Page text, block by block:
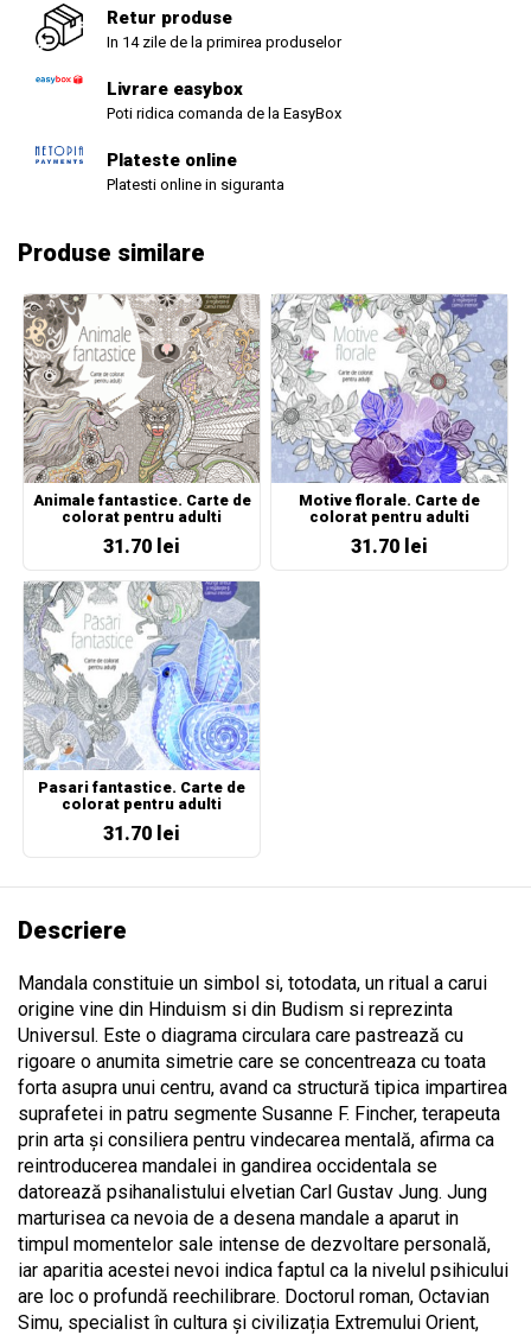
Retur produse
In 14 zile de la primirea produselor
Livrare easybox
Poti ridica comanda de la EasyBox
Plateste online
Platesti online in siguranta
Produse similare
Animale fantastice. Carte de
colorat pentru adulti
31.70 lei
Motive florale. Carte de
colorat pentru adulti
31.70 lei
Pasari fantastice. Carte de
colorat pentru adulti
31.70 lei
Descriere
Mandala constituie un simbol si, totodata, un ritual a carui
origine vine din Hinduism si din Budism si reprezinta
Universul. Este o diagrama circulara care pastrează cu
rigoare o anumita simetrie care se concentreaza cu toata
forta asupra unui centru, avand ca structură tipica impartirea
suprafetei in patru segmente Susanne F. Fincher, terapeuta
prin arta și consiliera pentru vindecarea mentală, afirma ca
reintroducerea mandalei in gandirea occidentala se
datorează psihanalistului elvetian Carl Gustav Jung. Jung
marturisea ca nevoia de a desena mandale a aparut in
timpul momentelor sale intense de dezvoltare personală,
iar aparitia acestei nevoi indica faptul ca la nivelul psihicului
are loc o profundă reechilibrare. Doctorul roman, Octavian
Simu, specialist în cultura și civilizația Extremului Orient,